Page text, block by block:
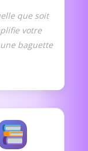
que soit
votre
baguette